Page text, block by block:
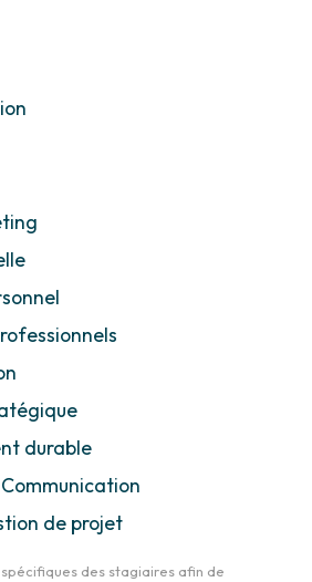
durable
de projet
des stagiaires afin de